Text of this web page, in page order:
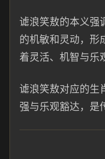
谑浪笑敖的本义强
的机敏和灵动，形
着灵活、机智与乐
谑浪笑敖对应的生
强与乐观豁达，是